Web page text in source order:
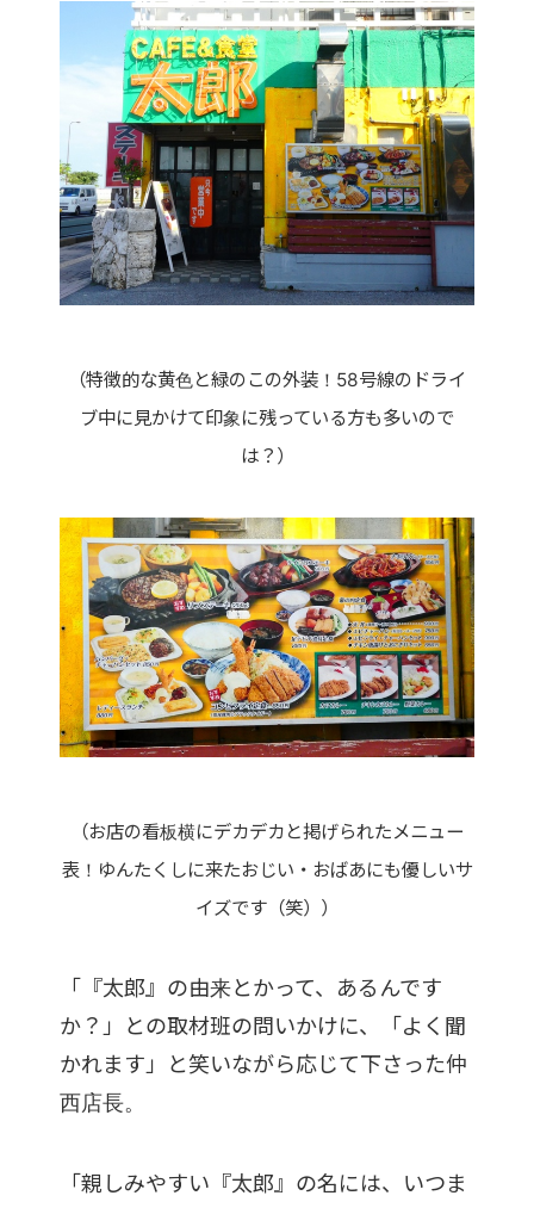
（特徴的な黄色と緑のこの外装！58号線のドライ
ブ中に見かけて印象に残っている方も多いので
は？）
（お店の看板横にデカデカと掲げられたメニュー
表！ゆんたくしに来たおじい・おばあにも優しいサ
イズです（笑））
「『太郎』の由来とかって、あるんです
か？」との取材班の問いかけに、「よく聞
かれます」と笑いながら応じて下さった仲
西店長。
「親しみやすい『太郎』の名には、いつま